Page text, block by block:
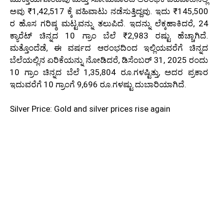
ಅವು ₹1,42,517 ಕ್ಕೆ ವಹಿವಾಟು ನಡೆಸುತ್ತಿದ್ದವು. ಇದು ₹145,500
ರ ಹೊಸ ಗರಿಷ್ಠ ಮಟ್ಟವನ್ನು ತಲುಪಿದೆ. ಇದನ್ನು ಲೆಕ್ಕಹಾಕಿದರೆ, 24
ಕ್ಯಾರೆಟ್ ಚಿನ್ನದ 10 ಗ್ರಾಂ ಬೆಲೆ ₹2,983 ರಷ್ಟು ಹೆಚ್ಚಾಗಿದೆ.
ಮತ್ತೊಂದೆಡೆ, ಈ ವರ್ಷದ ಆರಂಭದಿಂದ ಇಲ್ಲಿಯವರೆಗೆ ಚಿನ್ನದ
ಬೆಲೆಯಲ್ಲಿನ ಏರಿಕೆಯನ್ನು ನೋಡಿದರೆ, ಡಿಸೆಂಬರ್ 31, 2025 ರಂದು
10 ಗ್ರಾಂ ಚಿನ್ನದ ಬೆಲೆ 1,35,804 ರೂ.ಗಳಷ್ಟಿತ್ತು, ಅದರ ಪ್ರಕಾರ
ಇದುವರೆಗೆ 10 ಗ್ರಾಂಗೆ 9,696 ರೂ.ಗಳಷ್ಟು ದುಬಾರಿಯಾಗಿದೆ.
Silver Price: Gold and silver prices rise again